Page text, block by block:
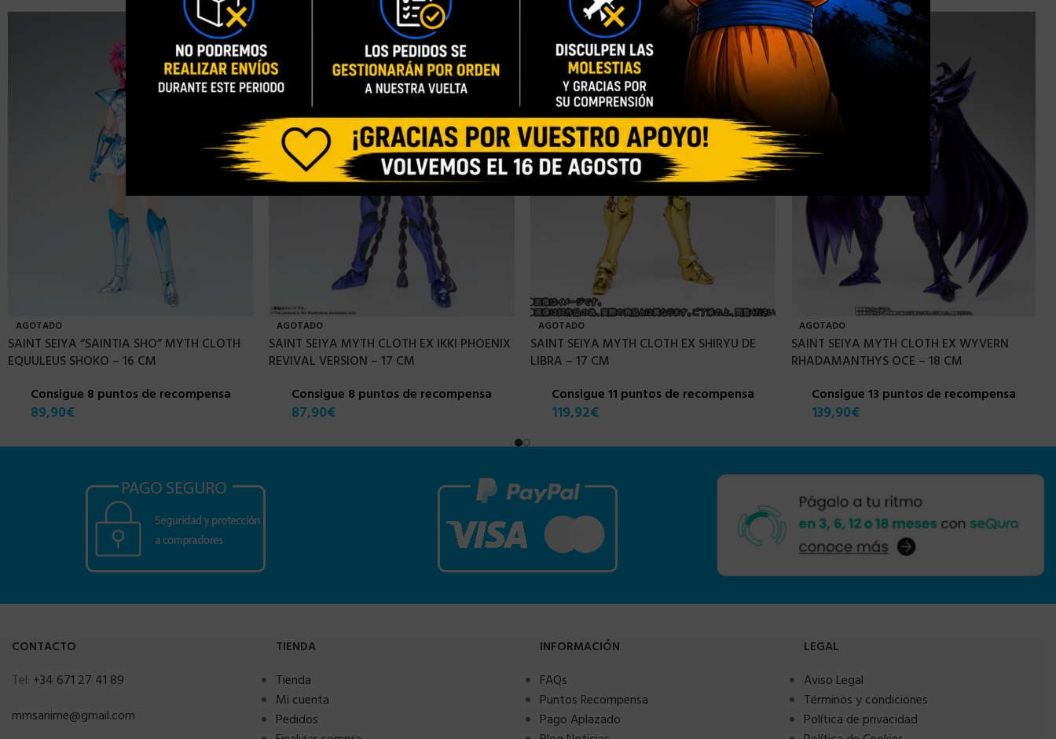
AGOTADO
SAINT SEIYA “SAINTIA SHO” MYTH CLOTH
EQUULEUS SHOKO – 16 CM
Consigue 8 puntos de recompensa
89,90€
AGOTADO
SAINT SEIYA MYTH CLOTH EX IKKI PHOENIX
REVIVAL VERSION – 17 CM
Consigue 8 puntos de recompensa
87,90€
AGOTADO
SAINT SEIYA MYTH CLOTH EX SHIRYU DE
LIBRA – 17 CM
Consigue 11 puntos de recompensa
119,92€
AGOTADO
SAINT SEIYA MYTH CLOTH EX WYVERN
RHADAMANTHYS OCE – 18 CM
Consigue 13 puntos de recompensa
139,90€
CONTACTO
Tel: +34 671 27 41 89
mmsanime@gmail.com
TIENDA
Tienda
Mi cuenta
Pedidos
INFORMACIÓN
FAQs
Puntos Recompensa
Pago Aplazado
LEGAL
Aviso Legal
Términos y condiciones
Política de privacidad